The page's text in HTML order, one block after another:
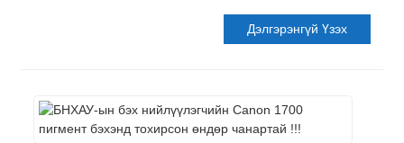
Дэлгэрэнгүй Үзэх